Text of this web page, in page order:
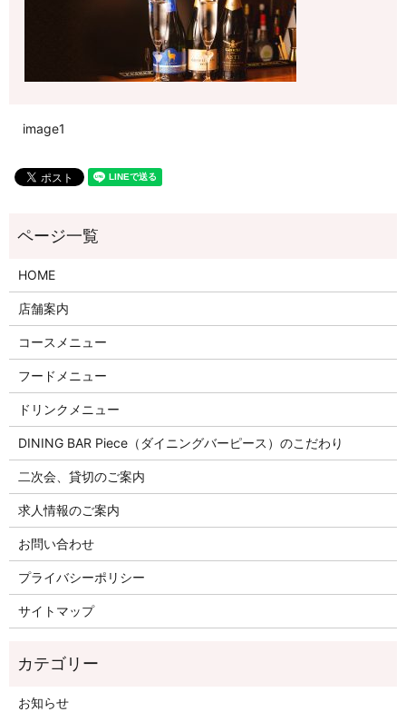
image1
HOME
店舗案内
コースメニュー
フードメニュー
ドリンクメニュー
DINING BAR Piece（ダイニングバーピース）のこだわり
二次会、貸切のご案内
求人情報のご案内
お問い合わせ
プライバシーポリシー
サイトマップ
お知らせ